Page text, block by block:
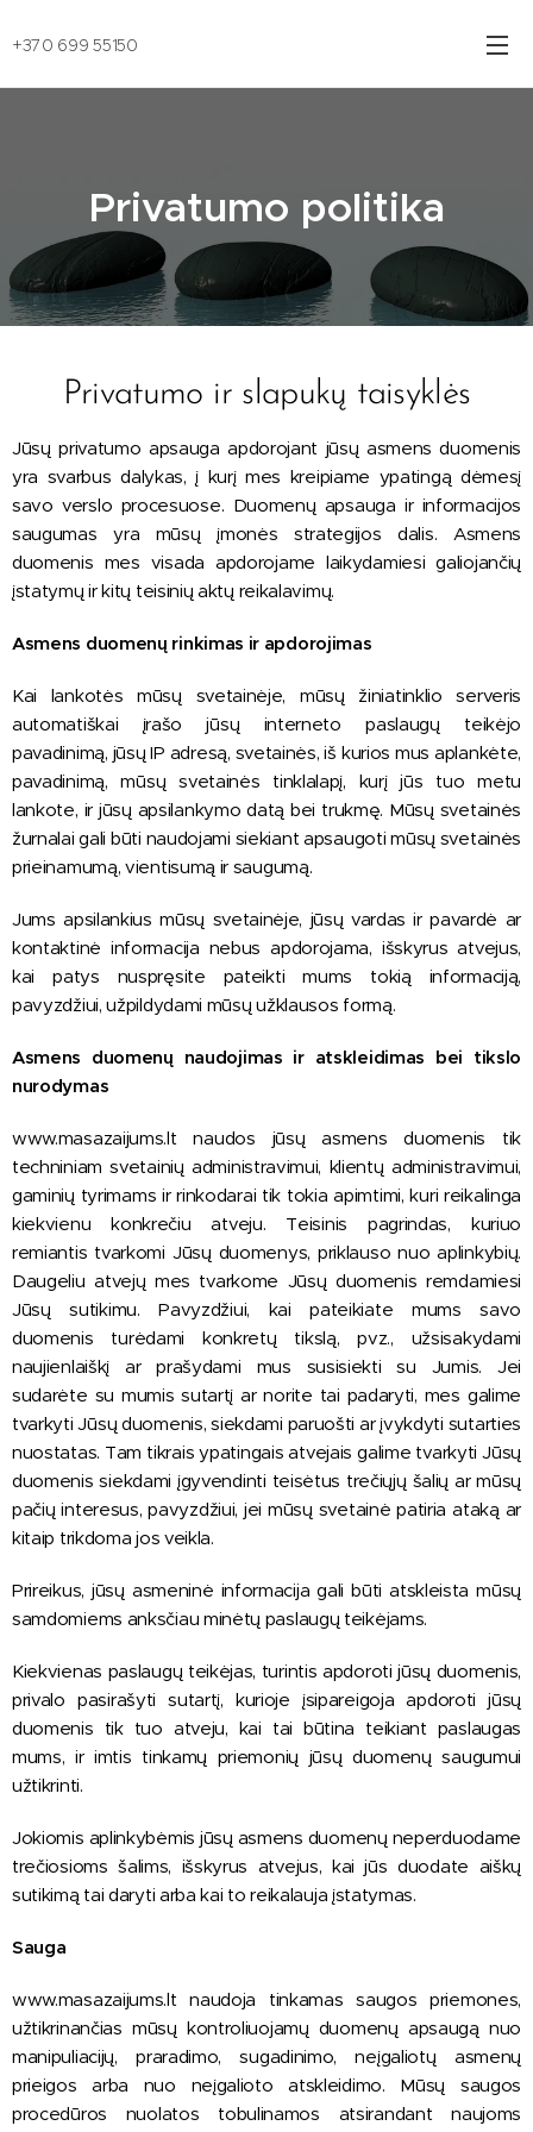
+370 699 55150
Privatumo politika
Privatumo ir slapukų taisyklės
Jūsų privatumo apsauga apdorojant jūsų asmens duomenis
yra svarbus dalykas, į kurį mes kreipiame ypatingą dėmesį
savo verslo procesuose. Duomenų apsauga ir informacijos
saugumas yra mūsų įmonės strategijos dalis. Asmens
duomenis mes visada apdorojame laikydamiesi galiojančių
įstatymų ir kitų teisinių aktų reikalavimų.
Asmens duomenų rinkimas ir apdorojimas
Kai lankotės mūsų svetainėje, mūsų žiniatinklio serveris
automatiškai įrašo jūsų interneto paslaugų teikėjo
pavadinimą, jūsų IP adresą, svetainės, iš kurios mus aplankėte,
pavadinimą, mūsų svetainės tinklalapį, kurį jūs tuo metu
lankote, ir jūsų apsilankymo datą bei trukmę. Mūsų svetainės
žurnalai gali būti naudojami siekiant apsaugoti mūsų svetainės
prieinamumą, vientisumą ir saugumą.
Jums apsilankius mūsų svetainėje, jūsų vardas ir pavardė ar
kontaktinė informacija nebus apdorojama, išskyrus atvejus,
kai patys nuspręsite pateikti mums tokią informaciją,
pavyzdžiui, užpildydami mūsų užklausos formą.
Asmens duomenų naudojimas ir atskleidimas bei tikslo
nurodymas
www.masazaijums.lt naudos jūsų asmens duomenis tik
techniniam svetainių administravimui, klientų administravimui,
gaminių tyrimams ir rinkodarai tik tokia apimtimi, kuri reikalinga
kiekvienu konkrečiu atveju. Teisinis pagrindas, kuriuo
remiantis tvarkomi Jūsų duomenys, priklauso nuo aplinkybių.
Daugeliu atvejų mes tvarkome Jūsų duomenis remdamiesi
Jūsų sutikimu. Pavyzdžiui, kai pateikiate mums savo
duomenis turėdami konkretų tikslą, pvz., užsisakydami
naujienlaiškį ar prašydami mus susisiekti su Jumis. Jei
sudarėte su mumis sutartį ar norite tai padaryti, mes galime
tvarkyti Jūsų duomenis, siekdami paruošti ar įvykdyti sutarties
nuostatas. Tam tikrais ypatingais atvejais galime tvarkyti Jūsų
duomenis siekdami įgyvendinti teisėtus trečiųjų šalių ar mūsų
pačių interesus, pavyzdžiui, jei mūsų svetainė patiria ataką ar
kitaip trikdoma jos veikla.
Prireikus, jūsų asmeninė informacija gali būti atskleista mūsų
samdomiems anksčiau minėtų paslaugų teikėjams.
Kiekvienas paslaugų teikėjas, turintis apdoroti jūsų duomenis,
privalo pasirašyti sutartį, kurioje įsipareigoja apdoroti jūsų
duomenis tik tuo atveju, kai tai būtina teikiant paslaugas
mums, ir imtis tinkamų priemonių jūsų duomenų saugumui
užtikrinti.
Jokiomis aplinkybėmis jūsų asmens duomenų neperduodame
trečiosioms šalims, išskyrus atvejus, kai jūs duodate aiškų
sutikimą tai daryti arba kai to reikalauja įstatymas.
Sauga
www.masazaijums.lt naudoja tinkamas saugos priemones,
užtikrinančias mūsų kontroliuojamų duomenų apsaugą nuo
manipuliacijų, praradimo, sugadinimo, neįgaliotų asmenų
prieigos arba nuo neįgalioto atskleidimo. Mūsų saugos
procedūros nuolatos tobulinamos atsirandant naujoms